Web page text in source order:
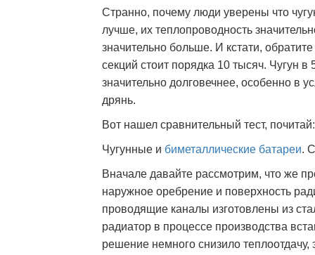
Странно, почему люди уверены что
лучше, их теплопроводность
значительно больше. И кстати,
секций стоит порядка 10 тысяч. Чугун
значительно долговечнее, особенно в
дрянь.
Вот нашел сравнительный тест, почитай:
Чугунные и биметаллические батареи.
Вначале давайте рассмотрим, что же
наружное оребрение и поверхность
проводящие каналы изготовлены из
радиатор в процессе производства
решение немного снизило теплоотдачу,